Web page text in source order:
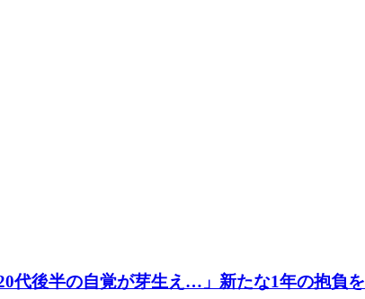
代後半の自覚が芽生え…」新たな1年の抱負を